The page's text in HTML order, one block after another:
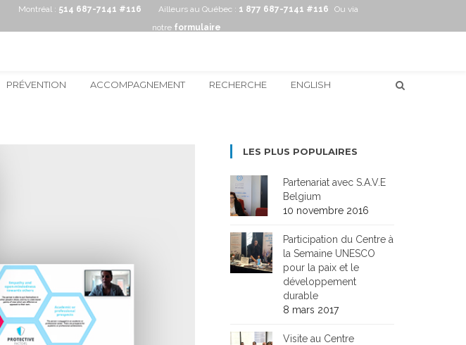
Montréal : 514 687-7141 #116 Ailleurs au Québec : 1 877 687-7141 #116
Ou via
notre formulaire
PRÉVENTION ACCOMPAGNEMENT RECHERCHE ENGLISH
LES PLUS POPULAIRES
Partenariat avec S.A.V.E
Belgium
10 novembre 2016
Participation du Centre à
la Semaine UNESCO
pour la paix et le
développement
durable
8 mars 2017
Visite au Centre